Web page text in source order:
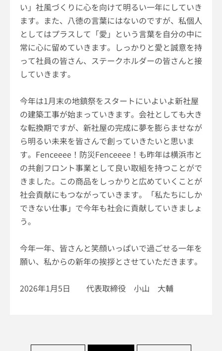
い」社風づくりに心を向けて明るい一年にしていき
ます。また、八徳の言葉にはないのですが、私個人
としてはプラスして「愛」という言葉を自分の中に
常に心に留めていきます。しっかりと愛と誠意を持
って社員の皆さん、ステークホルダーの皆さんと接
していきます。
今年は1月末の地鎮祭をスタートにいよいよ新社屋
の建築工事が始まっていきます。会社としても大き
な転換期ですが、新社屋の完成に夢を膨らませなが
ら明るい未来を皆さんで創っていきたいと思いま
す。 Fenceeee ！防災Fenceeee ！も昨年は横浜市と
の共創フロント事業として良い取組を持つことがで
きました。この商品をしっかりと広めていくことが
社会貢献にもつながっていきます。「私たちにしか
できない仕事」で今年も社会に貢献していきましょ
う。
今年一年、皆さんと笑顔いっぱいで過ごせる一年を
願い、私からの新年の挨拶とさせていただきます。
2026年1月5日 代表取締役 小山 大輔